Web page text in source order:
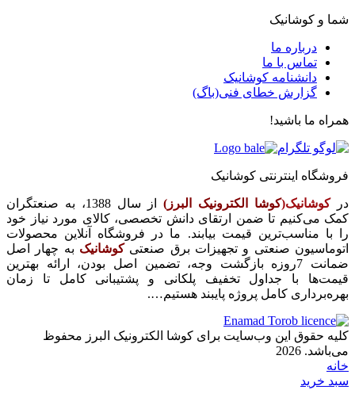
شما و کوشانیک
درباره ما
تماس با ما
دانشنامه کوشانیک
گزارش خطای فنی(باگ)
همراه ما باشید!
فروشگاه اینترنتی کوشانیک
در کوشانیک(کوشا الکترونیک البرز)
از سال 1388، به صنعتگران
کمک می‌کنیم تا ضمن ارتقای دانش تخصصی، کالای مورد نیاز خود
را با مناسب‌ترین قیمت بیابند. ما در فروشگاه آنلاین محصولات
اتوماسیون صنعتی و تجهیزات برق صنعتی کوشانیک به چهار اصل
ضمانت 7روزه بازگشت وجه، تضمین اصل بودن، ارائه بهترین
قیمت‌ها با جداول تخفیف پلکانی و پشتیبانی کامل تا زمان
بهره‌برداری کامل پروژه پایبند هستیم….
کلیه حقوق این وب‌سایت برای کوشا الکترونیک البرز محفوظ
می‌باشد. 2026
خانه
سبد خرید